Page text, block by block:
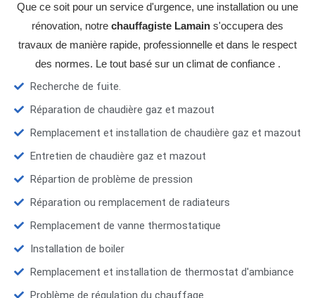
Que ce soit pour un service d'urgence, une installation ou une
rénovation, notre chauffagiste Lamain s'occupera des
travaux de manière rapide, professionnelle et dans le respect
des normes. Le tout basé sur un climat de confiance .
Recherche de fuite.
Réparation de chaudière gaz et mazout
Remplacement et installation de chaudière gaz et mazout
Entretien de chaudière gaz et mazout
Répartion de problème de pression
Réparation ou remplacement de radiateurs
Remplacement de vanne thermostatique
Installation de boiler
Remplacement et installation de thermostat d'ambiance
Problème de régulation du chauffage